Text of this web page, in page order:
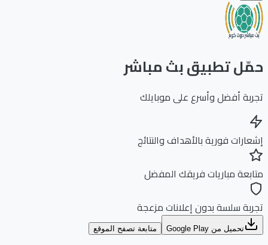
تطبيق بث مباشر
أفضل وأسرع على موبايلك
فورية بالأهداف والنتائج
مباريات فريقك المفضل
سلسة بدون إعلانات مزعجة
تحميل من Google Play متابعة تصفح الموقع